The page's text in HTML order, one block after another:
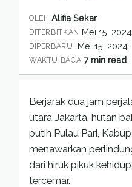
OLEH Alifia Sekar
DITERBITKAN Mei 15, 2024
DIPERBARUI Mei 15, 2024
WAKTU BACA 7 min read
Berjarak dua jam
utara Jakarta, hutan
putih Pulau Pari,
menawarkan
dari hiruk pikuk
tercemar.